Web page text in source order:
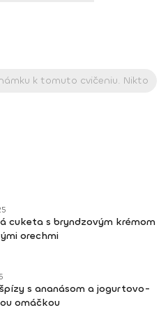
cuketa s bryndzovým krémom
orechmi
s ananásom a jogurtovo-
omáčkou